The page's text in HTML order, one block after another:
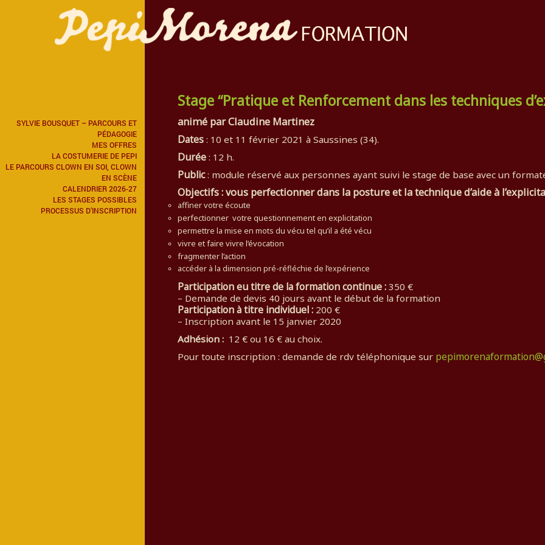
SYLVIE BOUSQUET – PARCOURS ET
PÉDAGOGIE
MES OFFRES
LA COSTUMERIE DE PEPI
LE PARCOURS CLOWN EN SOI, CLOWN
EN SCÈNE
CALENDRIER 2026-27
LES STAGES POSSIBLES
PROCESSUS D’INSCRIPTION
Stage “Pratique et Renforcement dans les techniques
animé par Claudine Martinez
Dates: 10 et 11 février 2021 à Saussines (34).
Durée: 12 h.
Public: module réservé aux personnes ayant suivi le stage de base avec un
Objectifs : vous perfectionner dans la posture et la technique d’aide à
affiner votre écoute
perfectionner votre questionnement en explicitation
permettre la mise en mots du vécu tel qu’il a été vécu
vivre et faire vivre l’évocation
fragmenter l’action
accéder à la dimension pré-réfléchie de l’expérience
Participation eu titre de la formation continue : 350 €
– Demande de devis 40 jours avant le début de la formation
Participation à titre individuel : 200 €
– Inscription avant le 15 janvier 2020
Adhésion : 12 € ou 16 € au choix.
Pour toute inscription : demande de rdv téléphonique sur